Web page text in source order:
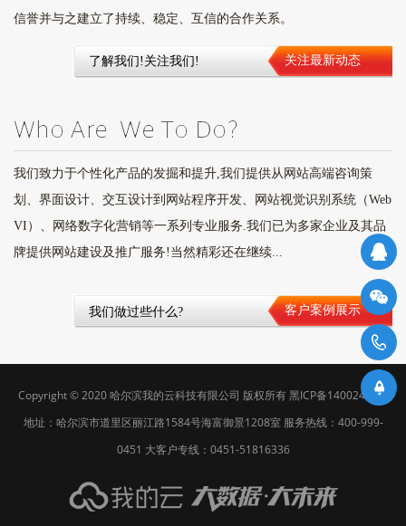
信誉并与之建立了持续、稳定、互信的合作关系。
了解我们!关注我们! 关注最新动态
我们致力于个性化产品的发掘和提升,我们提供从网站高端咨询策
划、界面设计、交互设计到网站程序开发、网站视觉识别系统（Web
VI）、网络数字化营销等一系列专业服务.我们已为多家企业及其品
牌提供网站建设及推广服务!当然精彩还在继续...
我们做过些什么? 客户案例展示
Copyright © 2020哈尔滨我的云科技有限公司 版权所有黑ICP备14002478号
地址：哈尔滨市道里区丽江路1584号海富御景1208室 服务热线：400-999-
0451 大客户专线：0451-51816336